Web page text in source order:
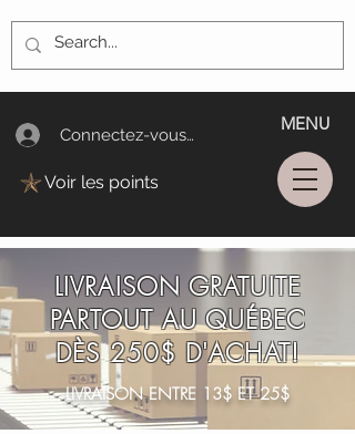
Connectez-vous/Log In
MENU
Voir les points
LIVRAISON GRATUITE
PARTOUT AU QUÉBEC
DÈS 250$ D'ACHAT!
LIVRAISON ENTRE 13$ ET 25$